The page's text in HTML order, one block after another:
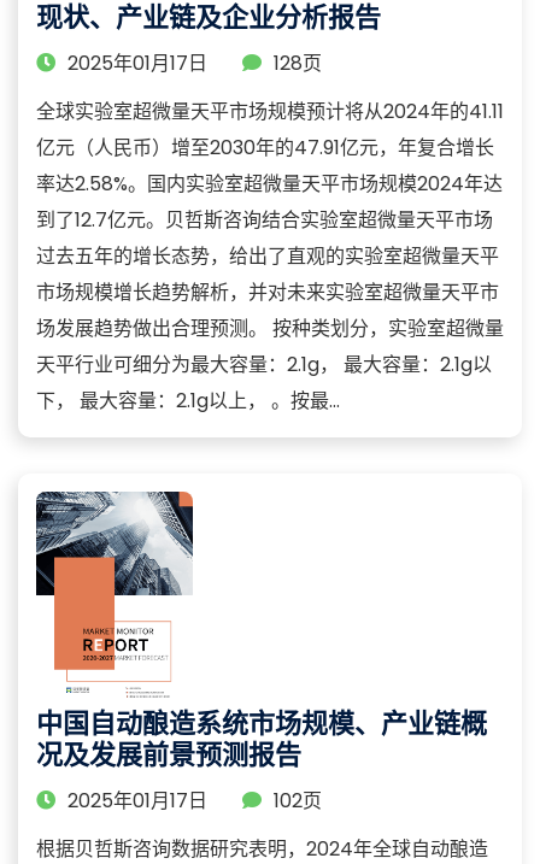
现状、产业链及企业分析报告
2025年01月17日
128页
全球实验室超微量天平市场规模预计将从2024年的41.11
亿元（人民币）增至2030年的47.91亿元，年复合增长
率达2.58%。国内实验室超微量天平市场规模2024年达
到了12.7亿元。贝哲斯咨询结合实验室超微量天平市场
过去五年的增长态势，给出了直观的实验室超微量天平
市场规模增长趋势解析，并对未来实验室超微量天平市
场发展趋势做出合理预测。 按种类划分，实验室超微量
天平行业可细分为最大容量：2.1g， 最大容量：2.1g以
下， 最大容量：2.1g以上， 。按最...
中国自动酿造系统市场规模、产业链概
况及发展前景预测报告
2025年01月17日
102页
根据贝哲斯咨询数据研究表明，2024年全球自动酿造